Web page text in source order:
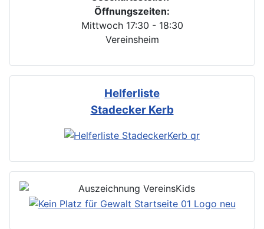
Öffnungszeiten:
Mittwoch 17:30 - 18:30
Vereinsheim
Helferliste
Stadecker Kerb